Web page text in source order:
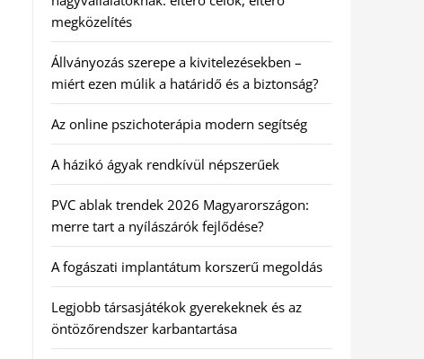
megközelítés
Állványozás szerepe a kivitelezésekben –
miért ezen múlik a határidő és a biztonság?
Az online pszichoterápia modern segítség
A házikó ágyak rendkívül népszerűek
PVC ablak trendek 2026 Magyarországon:
merre tart a nyílászárók fejlődése?
A fogászati implantátum korszerű megoldás
Legjobb társasjátékok gyerekeknek és az
öntözőrendszer karbantartása